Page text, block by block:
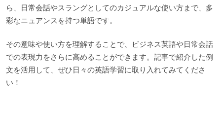
ら、日常会話やスラングとしてのカジュアルな使い方まで、多
彩なニュアンスを持つ単語です。
その意味や使い方を理解することで、ビジネス英語や日常会話
での表現力をさらに高めることができます。記事で紹介した例
文を活用して、ぜひ日々の英語学習に取り入れてみてくださ
い！